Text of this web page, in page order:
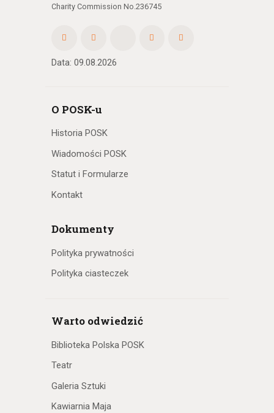
Charity Commission No.236745
Data: 09.08.2026
O POSK-u
Historia POSK
Wiadomości POSK
Statut i Formularze
Kontakt
Dokumenty
Polityka prywatności
Polityka ciasteczek
Warto odwiedzić
Biblioteka Polska POSK
Teatr
Galeria Sztuki
Kawiarnia Maja